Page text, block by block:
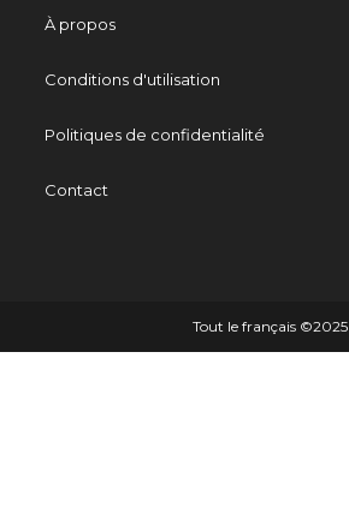
À propos
Conditions d'utilisation
Politiques de confidentialité
Contact
Tout le français ©️2025